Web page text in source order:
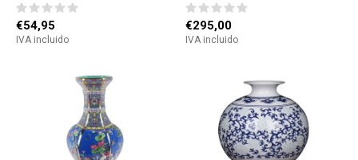
€54,95
IVA incluido
€295,00
IVA incluido